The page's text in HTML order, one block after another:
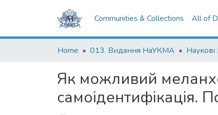
Communities & Collections All of
Home 013. Видання НаУКМА
Як можливий
самоідентифікація.